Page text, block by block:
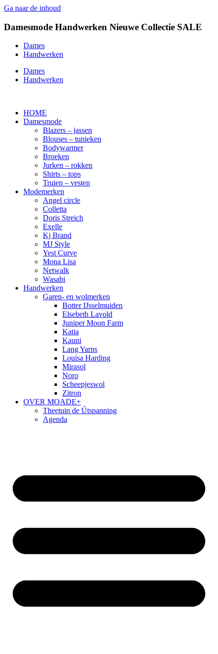
Ga naar de inhoud
Damesmode Handwerken Nieuwe Collectie SALE
Dames
Handwerken
Dames
Handwerken
HOME
Damesmode
Blazers – jassen
Blouses – tunieken
Bodywarmer
Broeken
Jurken – rokken
Shirts – tops
Truien – vesten
Modemerken
Angel circle
Colletta
Doris Streich
Exelle
Kj Brand
MJ Style
Yest Curve
Mona Lisa
Netwalk
Wasabi
Handwerken
Garen- en wolmerken
Botter IJsselmuiden
Elsebeth Lavold
Juniper Moon Farm
Katia
Kauni
Lang Yarns
Louisa Harding
Mirasol
Noro
Scheepjeswol
Zitron
OVER MOADE+
Theetuin de Útspanning
Agenda